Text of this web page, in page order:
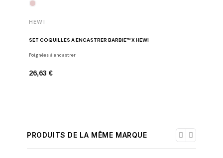
HEWI
SET COQUILLES À ENCASTRER BARBIE™ X HEWI
Poignées à encastrer
26,63 €
PRODUITS DE LA MÊME MARQUE